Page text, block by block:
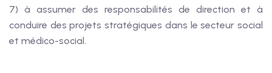
7) à assumer des responsabilités de direction et à
conduire des projets stratégiques dans le secteur social
et médico-social.